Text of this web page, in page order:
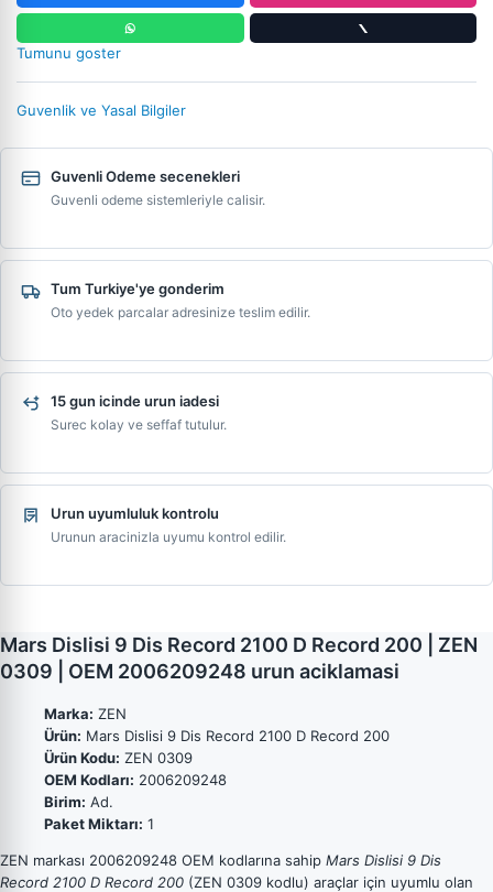
Tumunu goster
Guvenlik ve Yasal Bilgiler
Guvenli Odeme secenekleri
Guvenli odeme sistemleriyle calisir.
Tum Turkiye'ye gonderim
Oto yedek parcalar adresinize teslim edilir.
15 gun icinde urun iadesi
Surec kolay ve seffaf tutulur.
Urun uyumluluk kontrolu
Urunun aracinizla uyumu kontrol edilir.
Mars Dislisi 9 Dis Record 2100 D Record 200 | ZEN
0309 | OEM 2006209248 urun aciklamasi
Marka: ZEN
Ürün: Mars Dislisi 9 Dis Record 2100 D Record 200
Ürün Kodu: ZEN 0309
OEM Kodları: 2006209248
Birim: Ad.
Paket Miktarı: 1
ZEN markası 2006209248 OEM kodlarına sahip Mars Dislisi 9 Dis
Record 2100 D Record 200 (ZEN 0309 kodlu) araçlar için uyumlu olan